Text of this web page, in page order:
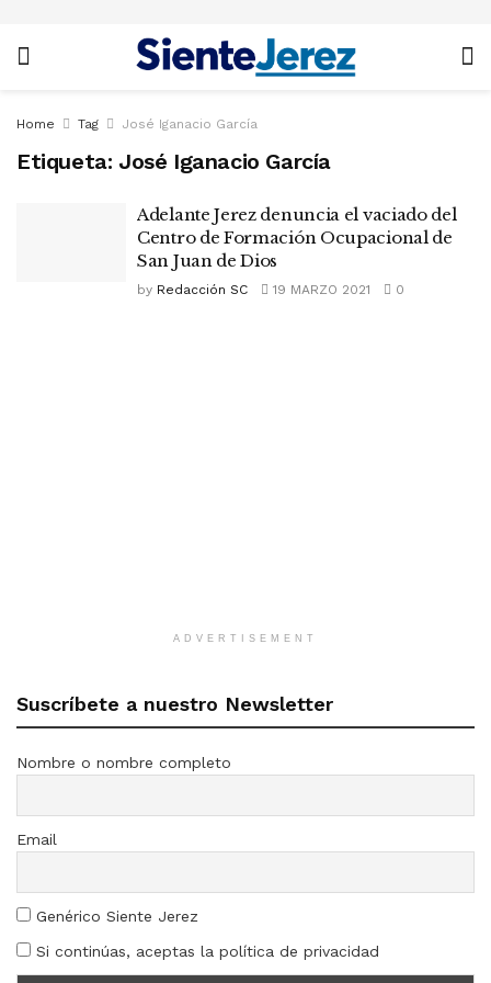
Home Tag José Iganacio García
Etiqueta: José Iganacio García
Adelante Jerez denuncia el vaciado del
Centro de Formación Ocupacional de
San Juan de Dios
by Redacción SC 19 MARZO 2021 0
ADVERTISEMENT
Suscríbete a nuestro Newsletter
Nombre o nombre completo
Email
Genérico Siente Jerez
Si continúas, aceptas la política de privacidad